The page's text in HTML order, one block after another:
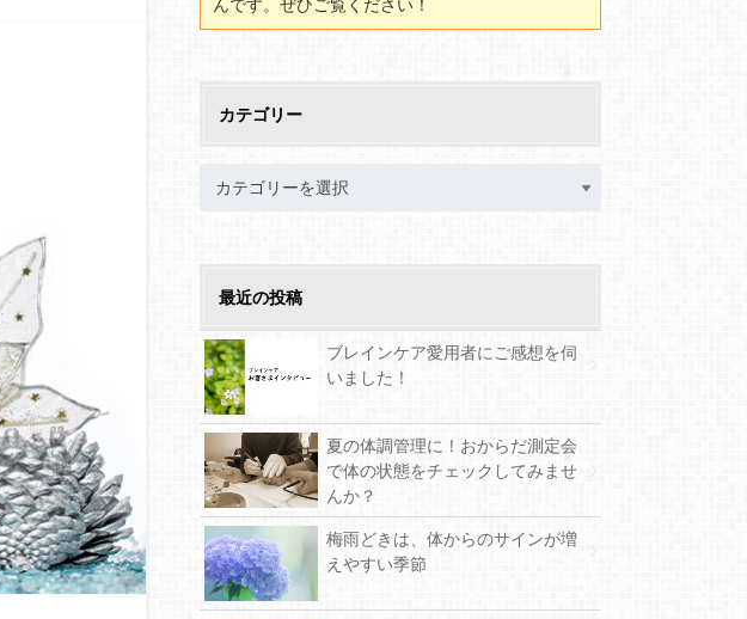
んです。ぜひご覧ください！
カテゴリー
最近の投稿
ブレインケア愛用者にご感想を伺
いました！
夏の体調管理に！おからだ測定会
で体の状態をチェックしてみませ
んか？
梅雨どきは、体からのサインが増
えやすい季節